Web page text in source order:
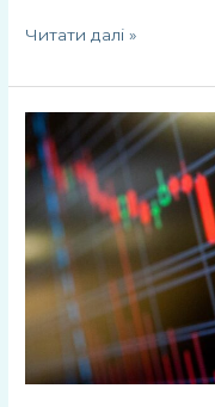
Читати далі »
Ігор
Мазепа:
ця
криза
не
схожа
на
жодну
попередню.